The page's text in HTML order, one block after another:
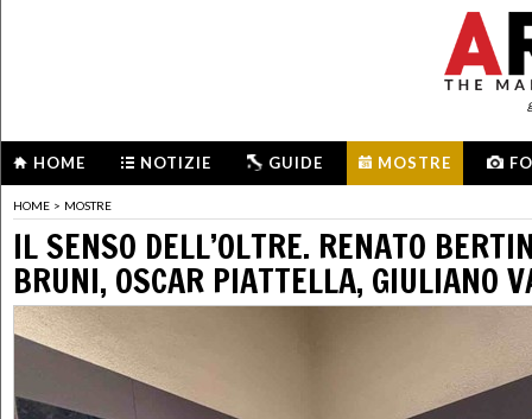
HOME NOTIZIE GUIDE MOSTRE
HOME > MOSTRE
IL SENSO DELL’OLTRE. RENATO
BRUNI, OSCAR PIATTELLA, GIULIANO